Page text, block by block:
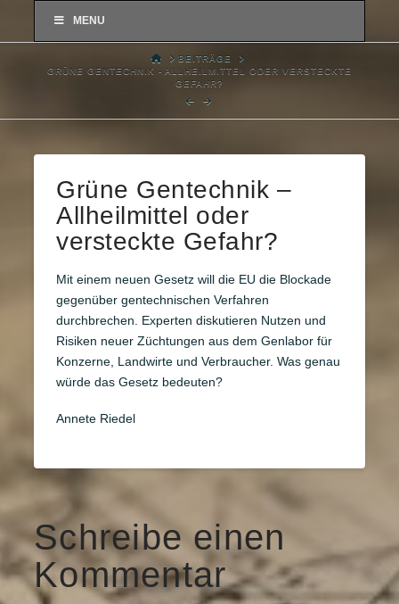
MENU
HOMEBEITRÄGE
GRÜNE GENTECHNIK - ALLHEILMITTEL ODER VERSTECKTE
GEFAHR?
Grüne Gentechnik –
Allheilmittel oder
versteckte Gefahr?
Mit einem neuen Gesetz will die EU die Blockade
gegenüber gentechnischen Verfahren
durchbrechen. Experten diskutieren Nutzen und
Risiken neuer Züchtungen aus dem Genlabor für
Konzerne, Landwirte und Verbraucher. Was genau
würde das Gesetz bedeuten?
Annete Riedel
Schreibe einen
Kommentar